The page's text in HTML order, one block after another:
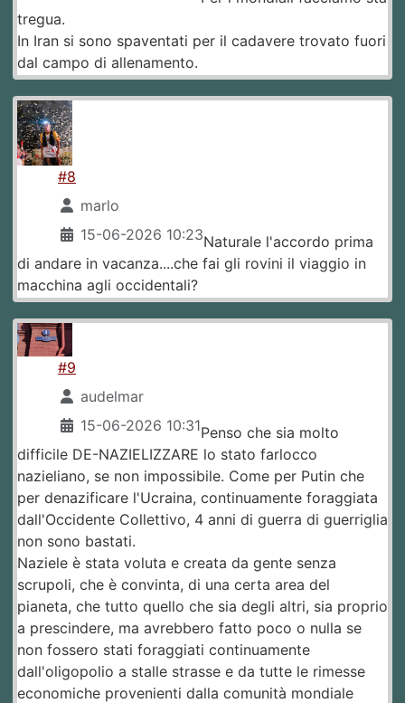
tregua.
In Iran si sono spaventati per il cadavere trovato fuori
dal campo di allenamento.
#8
marlo
15-06-2026 10:23Naturale l'accordo prima
di andare in vacanza....che fai gli rovini il viaggio in
macchina agli occidentali?
#9
audelmar
15-06-2026 10:31Penso che sia molto
difficile DE-NAZIELIZZARE lo stato farlocco
nazieliano, se non impossibile. Come per Putin che
per denazificare l'Ucraina, continuamente foraggiata
dall'Occidente Collettivo, 4 anni di guerra di guerriglia
non sono bastati.
Naziele è stata voluta e creata da gente senza
scrupoli, che è convinta, di una certa area del
pianeta, che tutto quello che sia degli altri, sia proprio
a prescindere, ma avrebbero fatto poco o nulla se
non fossero stati foraggiati continuamente
dall'oligopolio a stalle strasse e da tutte le rimesse
economiche provenienti dalla comunità mondiale